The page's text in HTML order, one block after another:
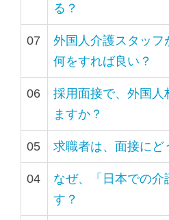
る？
07
外国人介護スタッ
何をすれば良い？
06
採用面接で、外国人
ますか？
05 求職者は、面接にど
04
なぜ、「日本での介
す？